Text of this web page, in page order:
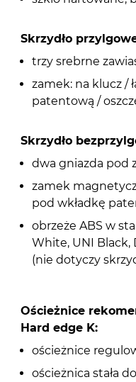
Skrzydło
trzy srebrne
zamek: na klucz /
patentową /
Skrzydło
dwa gniazda pod
zamek
pod wkładkę
obrzeże ABS w
White, UNI Black,
(nie dotyczy
Ościeżnice
Hard edge K:
ościeżnice
ościeżnica stała